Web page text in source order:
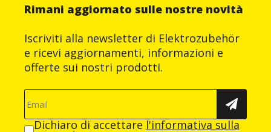
Rimani aggiornato sulle nostre novità
Iscriviti alla newsletter di Elektrozubehör
e ricevi aggiornamenti, informazioni e
offerte sui nostri prodotti.
Dichiaro di accettare l'informativa sulla